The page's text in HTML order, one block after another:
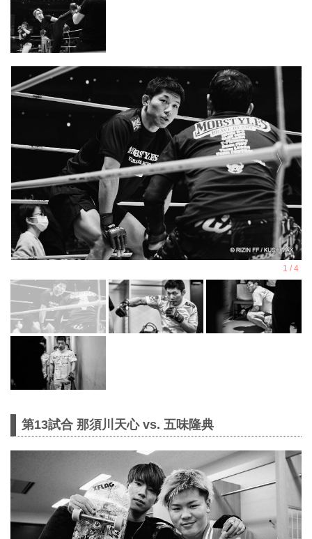
第13試合 那須川天心 vs. 五味隆典